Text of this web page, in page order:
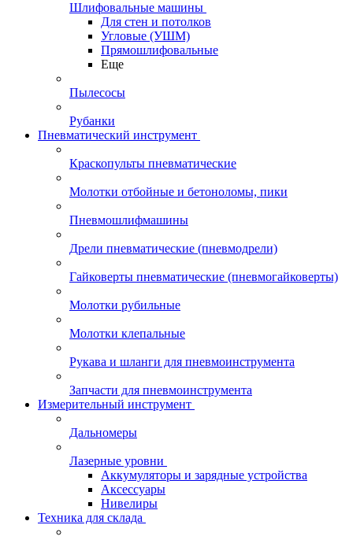
Шлифовальные машины
Для стен и потолков
Угловые (УШМ)
Прямошлифовальные
Еще
Пылесосы
Рубанки
Пневматический инструмент
Краскопульты пневматические
Молотки отбойные и бетоноломы, пики
Пневмошлифмашины
Дрели пневматические (пневмодрели)
Гайковерты пневматические (пневмогайковерты)
Молотки рубильные
Молотки клепальные
Рукава и шланги для пневмоинструмента
Запчасти для пневмоинструмента
Измерительный инструмент
Дальномеры
Лазерные уровни
Аккумуляторы и зарядные устройства
Аксессуары
Нивелиры
Техника для склада